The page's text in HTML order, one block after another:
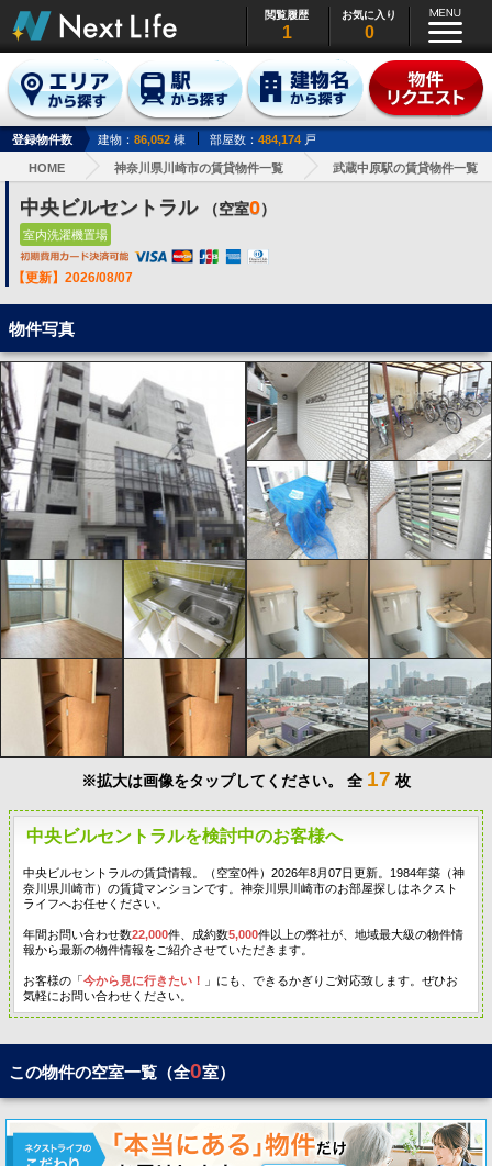
閲覧履歴
1
お気に入り
0
登録物件数 建物： 86,052 棟 部屋数： 484,174 戸
HOME 神奈川県川崎市の賃貸物件一覧 武蔵中原駅の賃貸物件一覧
中央ビルセントラル （空室0）
室内洗濯機置場
【更新】2026/08/07
物件写真
※拡大は画像をタップしてください。 全 17 枚
中央ビルセントラルを検討中のお客様へ
中央ビルセントラルの賃貸情報。（空室0件）2026年8月07日更新。1984年築（神
奈川県川崎市）の賃貸マンションです。神奈川県川崎市のお部屋探しはネクスト
ライフへお任せください。
年間お問い合わせ数22,000件、成約数5,000件以上の弊社が、地域最大級の物件情
報から最新の物件情報をご紹介させていただきます。
お客様の「今から見に行きたい！
」にも、できるかぎりご対応致します。ぜひお
気軽にお問い合わせください。
この物件の空室一覧（全0室）